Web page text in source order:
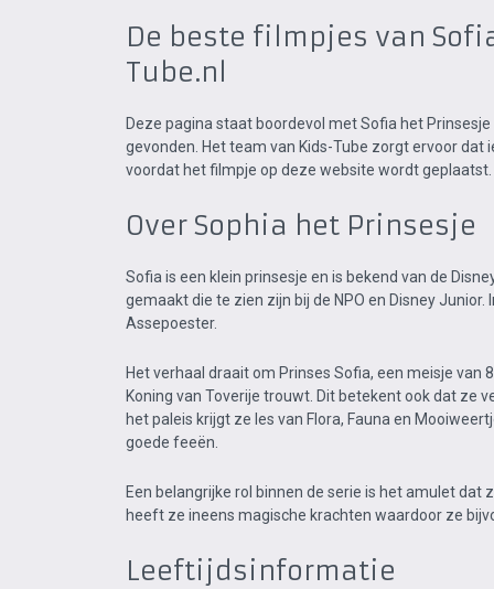
De beste filmpjes van
Tube.nl
Deze pagina staat boordevol met Sofia het
gevonden. Het team van Kids-Tube zorgt ervoor
voordat het filmpje op deze website wordt geplaatst.
Over Sophia het Prinsesje
Sofia is een klein prinsesje en is bekend van de
gemaakt die te zien zijn bij de NPO en Disney
Assepoester.
Het verhaal draait om Prinses Sofia, een meisje
Koning van Toverije trouwt. Dit betekent ook dat ze
het paleis krijgt ze les van Flora, Fauna en
goede feeën.
Een belangrijke rol binnen de serie is het amulet
heeft ze ineens magische krachten waardoor ze
Leeftijdsinformatie